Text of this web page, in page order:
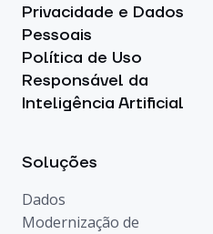
Privacidade e Dados
Pessoais
Política de Uso
Responsável da
Inteligência Artificial
Soluções
Dados
Modernização de